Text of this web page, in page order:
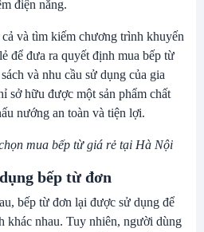
điện năng.
và tìm kiếm chương trình khuyến
để đưa ra quyết định mua bếp từ
và nhu cầu sử dụng của gia
sở hữu được một sản phẩm chất
nướng an toàn và tiện lợi.
mua bếp từ giá rẻ tại Hà Nội
bếp từ đơn
bếp từ đơn lại được sử dụng để
khác nhau. Tuy nhiên, người dùng